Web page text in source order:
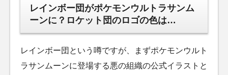
レインボー団がポケモンウルトラサンム
ーンに？ロケット団のロゴの色は…
レインボー団という噂ですが、まずポケモンウルト
ラサンムーンに登場する悪の組織の公式イラストと